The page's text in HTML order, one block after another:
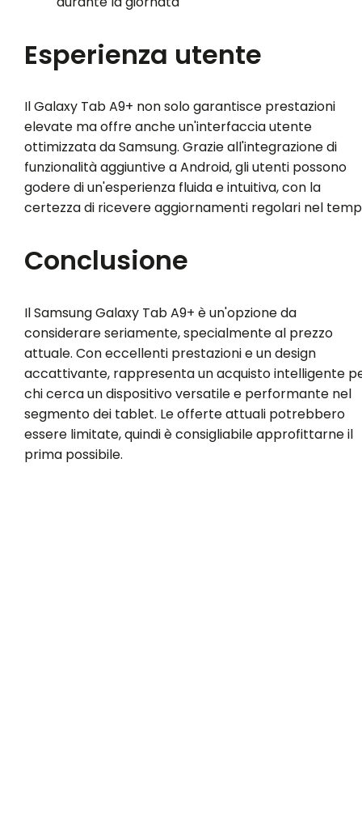
Esperienza utente
Il Galaxy Tab A9+ non solo garantisce prestazioni
elevate ma offre anche un'interfaccia utente
ottimizzata da Samsung. Grazie all'integrazione di
funzionalità aggiuntive a Android, gli utenti possono
godere di un'esperienza fluida e intuitiva, con la
certezza di ricevere aggiornamenti regolari nel
Conclusione
Il Samsung Galaxy Tab A9+ è un'opzione da
considerare seriamente, specialmente al prezzo
attuale. Con eccellenti prestazioni e un design
accattivante, rappresenta un acquisto intelligente
chi cerca un dispositivo versatile e performante nel
segmento dei tablet. Le offerte attuali potrebbero
essere limitate, quindi è consigliabile approfittarne il
prima possibile.